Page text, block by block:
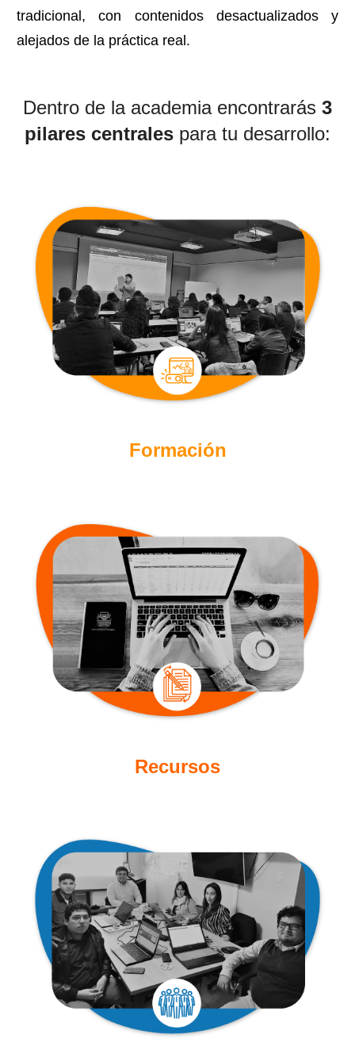
tradicional, con contenidos desactualizados y
alejados de la práctica real.
Dentro de la academia encontrarás 3
pilares centrales para tu desarrollo:
Formación
Recursos